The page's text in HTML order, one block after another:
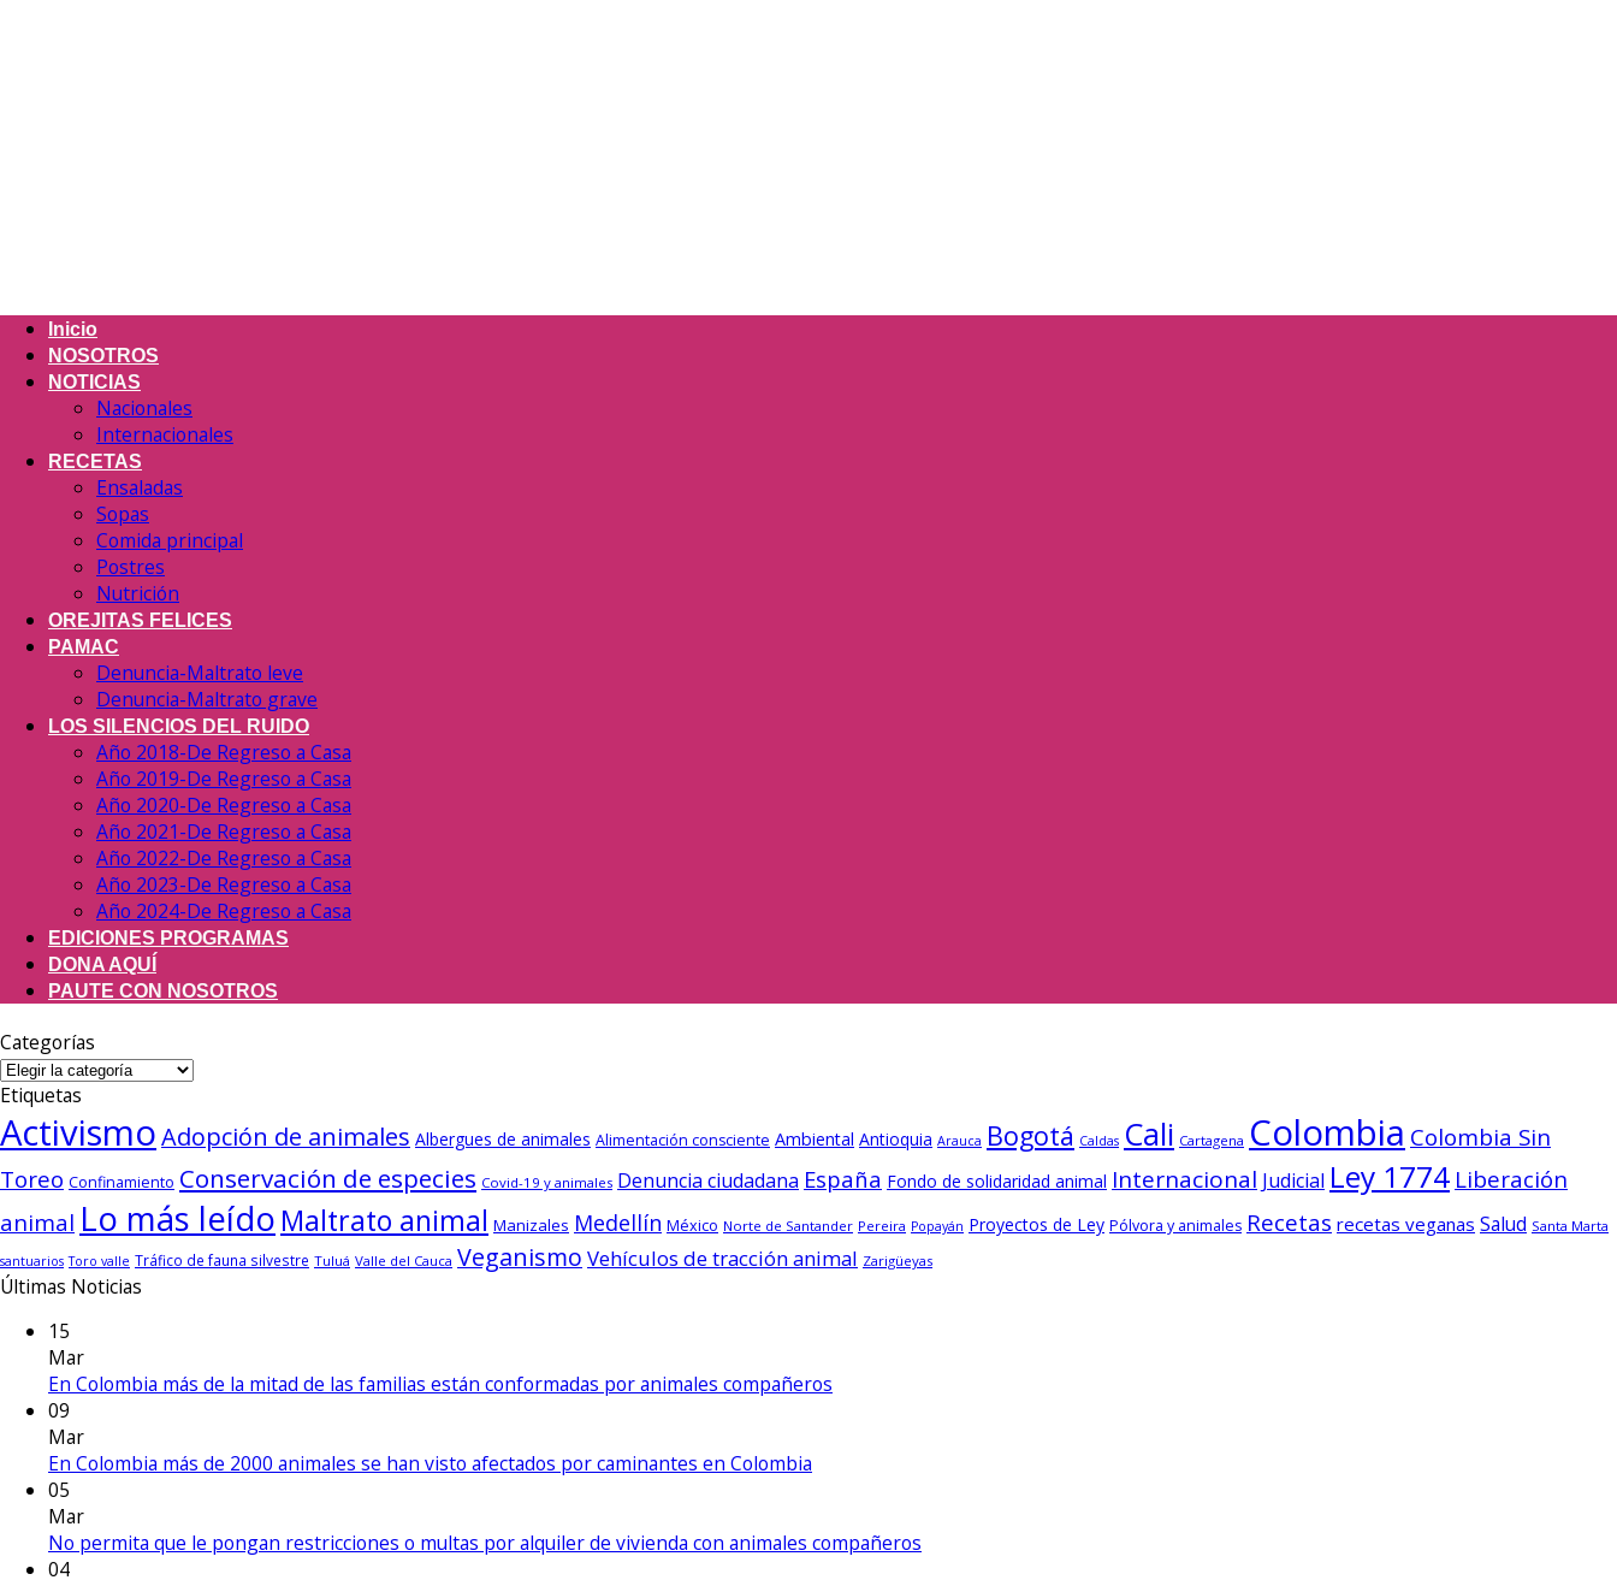
Inicio
NOSOTROS
NOTICIAS
Nacionales
Internacionales
RECETAS
Ensaladas
Sopas
Comida principal
Postres
Nutrición
OREJITAS FELICES
PAMAC
Denuncia-Maltrato leve
Denuncia-Maltrato grave
LOS SILENCIOS DEL RUIDO
Año 2018-De Regreso a Casa
Año 2019-De Regreso a Casa
Año 2020-De Regreso a Casa
Año 2021-De Regreso a Casa
Año 2022-De Regreso a Casa
Año 2023-De Regreso a Casa
Año 2024-De Regreso a Casa
EDICIONES PROGRAMAS
DONA AQUÍ
PAUTE CON NOSOTROS
Categorías
Categorías
Etiquetas
ActivismoAdopción de animales Albergues de animales Alimentación consciente Ambiental Antioquia Arauca Bogotá Caldas Cali Cartagena Colombia Colombia Sin
Toreo Confinamiento Conservación de especies Covid-19 y animales Denuncia ciudadana España Fondo de solidaridad animal Internacional Judicial Ley 1774 Liberación
animal Lo más leído Maltrato animal Manizales Medellín México Norte de Santander Pereira Popayán Proyectos de Ley Pólvora y animales Recetas recetas veganas Salud Santa Marta
santuarios Toro valle Tráfico de fauna silvestre Tuluá Valle del Cauca Veganismo Vehículos de tracción animal Zarigüeyas
Últimas Noticias
15
Mar
En Colombia más de la mitad de las familias están conformadas por animales compañeros
09
Mar
En Colombia más de 2000 animales se han visto afectados por caminantes en Colombia
05
Mar
No permita que le pongan restricciones o multas por alquiler de vivienda con animales compañeros
04